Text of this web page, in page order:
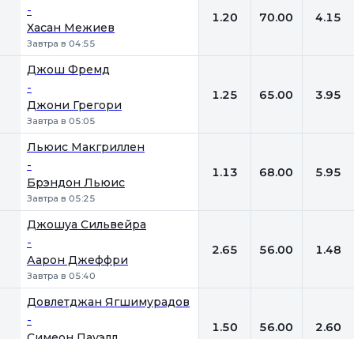
-
Хасан Межиев
Завтра в 04:55
1.20 70.00 4.15
Джош Фремд
-
Джони Грегори
Завтра в 05:05
1.25 65.00 3.95
Льюис Макгриллен
-
Брэндон Льюис
Завтра в 05:25
1.13 68.00 5.95
Джошуа Сильвейра
-
Аарон Джеффри
Завтра в 05:40
2.65 56.00 1.48
Довлетджан Ягшимурадов
- 1.50 56.00 2.60